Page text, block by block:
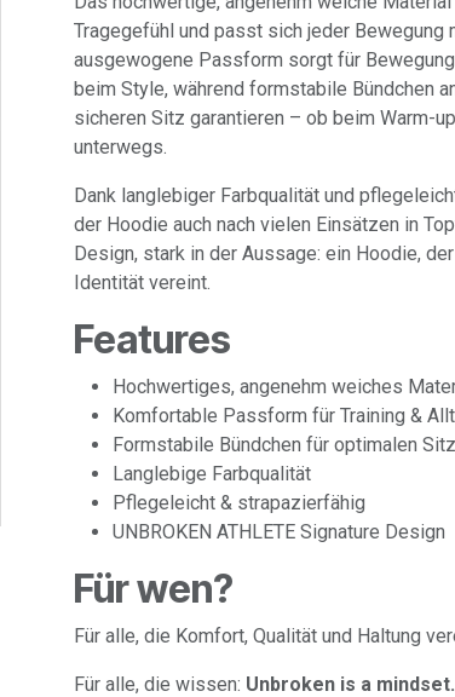
Tragegefühl und passt sich jeder Bewegung
ausgewogene Passform sorgt für
beim Style, während formstabile Bündchen
sicheren Sitz garantieren – ob beim Warm-
unterwegs.
Dank langlebiger Farbqualität und
der Hoodie auch nach vielen Einsätzen in
Design, stark in der Aussage: ein Hoodie,
Identität vereint.
Features
Hochwertiges, angenehm weiches
Komfortable Passform für Training &
Formstabile Bündchen für optimalen Sitz
Langlebige Farbqualität
Pflegeleicht & strapazierfähig
UNBROKEN ATHLETE Signature Design
Für wen?
Für alle, die Komfort, Qualität und Haltung
Für alle, die wissen: Unbroken is a mindset.